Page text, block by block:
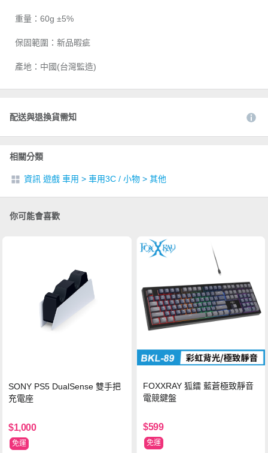
重量：60g ±5%
保固範圍：新品暇疵
產地：中國(台灣監造)
配送與退換貨需知
相關分類
資訊 遊戲 車用 > 車用3C / 小物 > 其他
你可能會喜歡
SONY PS5 DualSense 雙手把
充電座
$1,000
免運
FOXXRAY 狐鐳 藍蒼極致靜音
電競鍵盤
$599
免運